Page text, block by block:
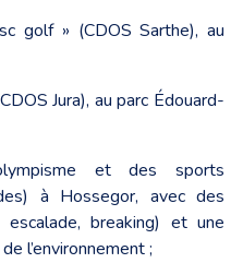
golf » (CDOS Sarthe), au
Jura), au parc Édouard-
et des sports
à Hossegor, avec des
breaking) et une
l’environnement ;